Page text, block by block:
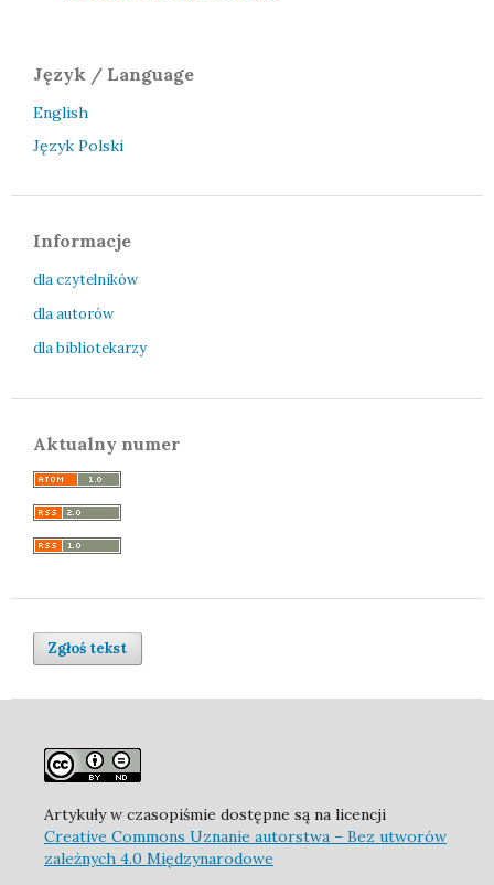
Język / Language
English
Język Polski
Informacje
dla czytelników
dla autorów
dla bibliotekarzy
Aktualny numer
Zgłoś tekst
Artykuły w czasopiśmie dostępne są na licencji
Creative Commons Uznanie autorstwa – Bez utworów
zależnych 4.0 Międzynarodowe